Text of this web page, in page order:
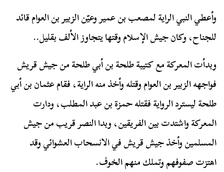
وأعطي النبي الراية لمصعب بن عمير وعيّن الزبير بن العوام قائد
للجناح، وكان جيش الإسلام وقتها يتجاوز الألف بقليل..
وبدأت المعركة مع كتيبة طلحة بن أبي طلحة من جيش قريش
فواجهه الزبير بن العوام وقتله وأخذ منه الراية، فقام عثمان بن أبي
طلحة ليسترد الرواية فقتله حمزة بن عبد المطلب، ودارت
المعركة واشتدت بين الفريقين، وبدا النصر قريب من جيش
المسلمين وأخذ جيش قريش في الانسحاب العشوائي وقد
اهتزت صفوفهم وتملك منهم الخوف.